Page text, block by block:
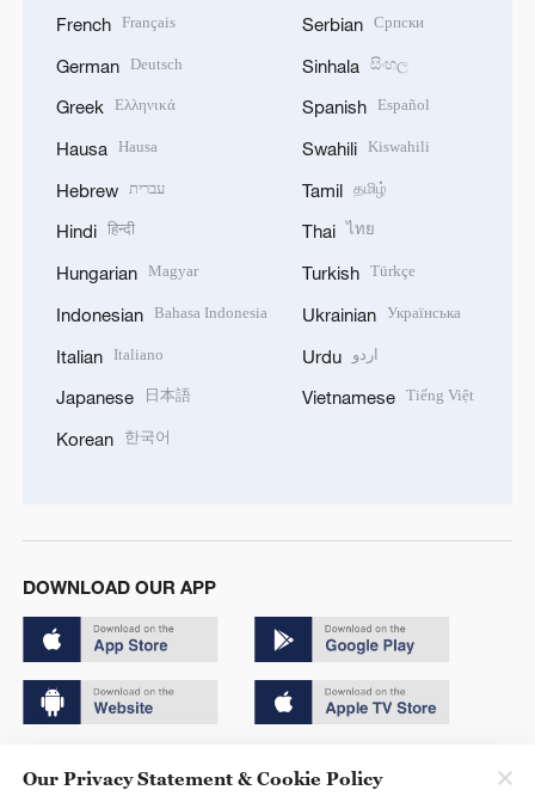
French Français
German Deutsch
Greek Ελληνικά
Hausa Hausa
Hebrew עברית
Hindi हिन्दी
Hungarian Magyar
Indonesian Bahasa Indonesia
Italian Italiano
Japanese 日本語
Korean 한국어
Serbian Српски
Sinhala සිංහල
Spanish Español
Swahili Kiswahili
Tamil தமிழ்
Thai ไทย
Turkish Türkçe
Ukrainian Українська
Urdu اردو
Vietnamese Tiếng Việt
DOWNLOAD OUR APP
Our Privacy Statement & Cookie Policy